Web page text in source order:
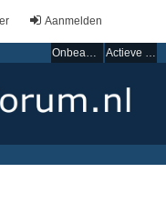
Aanmelden
Onbeantwoorde onderwerpen Actieve onderwerpen